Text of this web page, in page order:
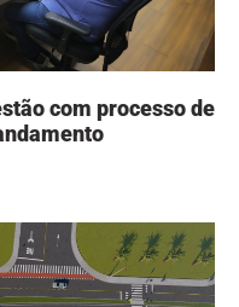
com processo de